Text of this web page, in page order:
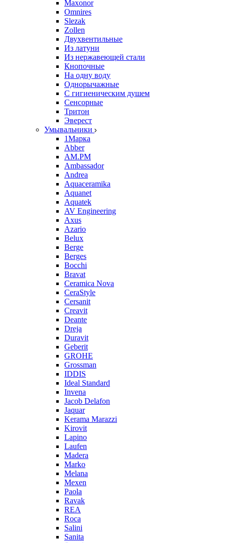
Maxonor
Omnires
Slezak
Zollen
Двухвентильные
Из латуни
Из нержавеющей стали
Кнопочные
На одну воду
Однорычажные
С гигиеническим душем
Сенсорные
Тритон
Эверест
Умывальники
1Марка
Abber
AM.PM
Ambassador
Andrea
Aquaceramika
Aquanet
Aquatek
AV Engineering
Axus
Azario
Belux
Berge
Berges
Bocchi
Bravat
Ceramica Nova
CeraStyle
Cersanit
Creavit
Deante
Dreja
Duravit
Geberit
GROHE
Grossman
IDDIS
Ideal Standard
Invena
Jacob Delafon
Jaquar
Kerama Marazzi
Kirovit
Lapino
Laufen
Madera
Marko
Melana
Mexen
Paola
Ravak
REA
Roca
Salini
Sanita